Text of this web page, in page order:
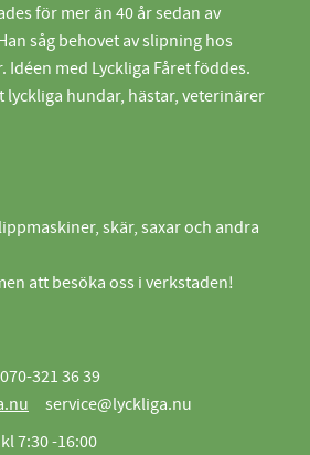
för mer än 40 år sedan av
såg behovet av slipning hos
Idéen med Lyckliga Fåret föddes.
lyckliga hundar, hästar, veterinärer
skär, saxar och andra
att besöka oss i verkstaden!
321 36 39
service@lyckliga.nu
7:30 -16:00